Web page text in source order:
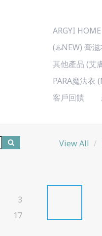
ARGYI HOME
(♨️NEW) 膏
其他產品 (艾
PARA魔法衣
客戶回饋
3
17
View All